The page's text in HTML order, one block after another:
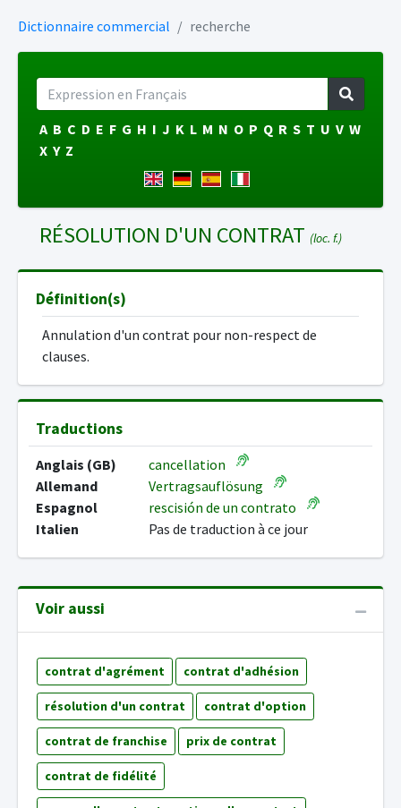
Dictionnaire commercial recherche
A B C D E F G H I J K L M N O P Q R S T U V W
X Y Z
RÉSOLUTION D'UN CONTRAT (loc. f.)
Définition(s)
Annulation d'un contrat pour non-respect de
clauses.
Traductions
Anglais (GB)
cancellation
Allemand
Vertragsauflösung
Espagnol
rescisión de un contrato
Italien
Pas de traduction à ce jour
Voir aussi
contrat d'agrément contrat d'adhésion
résolution d'un contrat contrat d'option
contrat de franchise prix de contrat
contrat de fidélité